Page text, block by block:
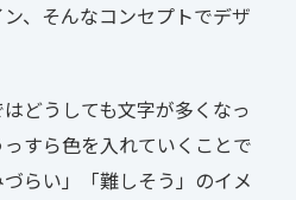
、そんなコンセプトでデザ
どうしても文字が多くなっ
すら色を入れていくことで
づらい」「難しそう」のイメ